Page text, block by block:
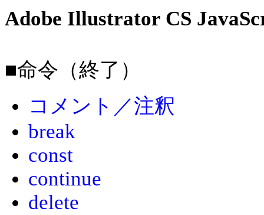
Adobe Illustrator CS
■命令（終了）
コメント／注釈
break
const
continue
delete